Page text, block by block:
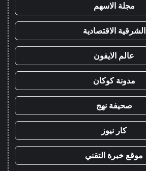
مجلة الاسهم
الشرقية الاقتصادية
عالم الايفون
مدونة كوكان
صحيفة نهج
كار نيوز
موقع خبرة التقني